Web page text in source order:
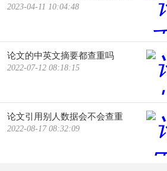
2023-04-11 10:04:48
论文的中英文摘要都查重吗
2022-07-12 08:18:15
论文引用别人数据会不会查重
2022-08-17 08:32:09